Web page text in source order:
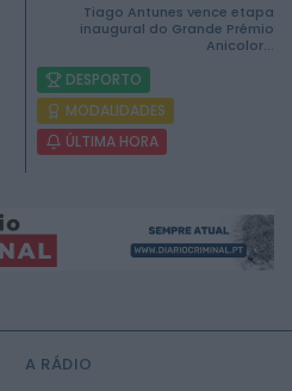
Tiago Antunes vence etapa
inaugural do Grande Prémio
Anicolor...
DESPORTO
MODALIDADES
ÚLTIMA HORA
A RÁDIO